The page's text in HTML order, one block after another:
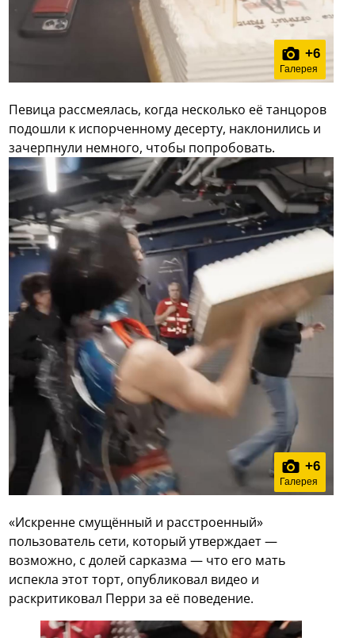
+6
Галерея
Певица рассмеялась, когда несколько её танцоров
подошли к испорченному десерту, наклонились и
зачерпнули немного, чтобы попробовать.
+6
Галерея
«Искренне смущённый и расстроенный»
пользователь сети, который утверждает —
возможно, с долей сарказма — что его мать
испекла этот торт, опубликовал видео и
раскритиковал Перри за её поведение.